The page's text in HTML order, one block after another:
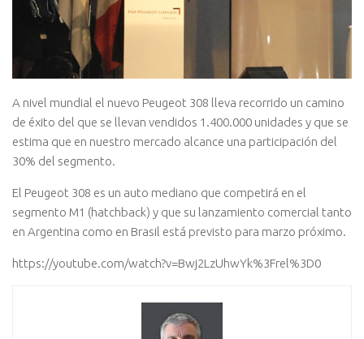
A nivel mundial el nuevo Peugeot 308 lleva recorrido un camino
de éxito del que se llevan vendidos 1.400.000 unidades y que se
estima que en nuestro mercado alcance una participación del
30% del segmento.
El Peugeot 308 es un auto mediano que competirá en el
segmento M1 (hatchback) y que su lanzamiento comercial tanto
en Argentina como en Brasil está previsto para marzo próximo.
https://youtube.com/watch?v=Bwj2LzUhwYk%3Frel%3D0